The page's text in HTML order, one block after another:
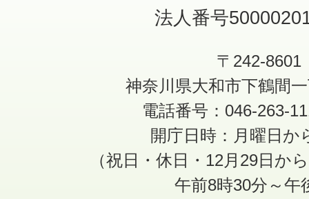
法人番号
〒242-8601
神奈川県大和市下鶴間
電話番号：046-263-
開庁日時：月曜日か
（祝日・休日・12月29日か
午前8時30分～午